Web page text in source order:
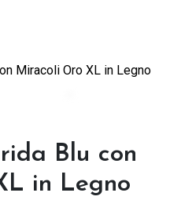
Miracoli Oro XL in Legno
Blu con
in Legno